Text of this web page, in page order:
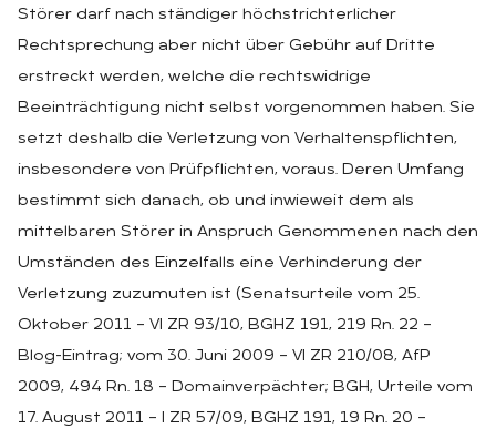
Störer darf nach ständiger höchstrichterlicher
Rechtsprechung aber nicht über Gebühr auf Dritte
erstreckt werden, welche die rechtswidrige
Beeinträchtigung nicht selbst vorgenommen haben. Sie
setzt deshalb die Verletzung von Verhaltenspflichten,
insbesondere von Prüfpflichten, voraus. Deren Umfang
bestimmt sich danach, ob und inwieweit dem als
mittelbaren Störer in Anspruch Genommenen nach den
Umständen des Einzelfalls eine Verhinderung der
Verletzung zuzumuten ist (Senatsurteile vom 25.
Oktober 2011 – VI ZR 93/10, BGHZ 191, 219 Rn. 22 –
Blog-Eintrag; vom 30. Juni 2009 – VI ZR 210/08, AfP
2009, 494 Rn. 18 – Domainverpächter; BGH, Urteile vom
17. August 2011 – I ZR 57/09, BGHZ 191, 19 Rn. 20 –